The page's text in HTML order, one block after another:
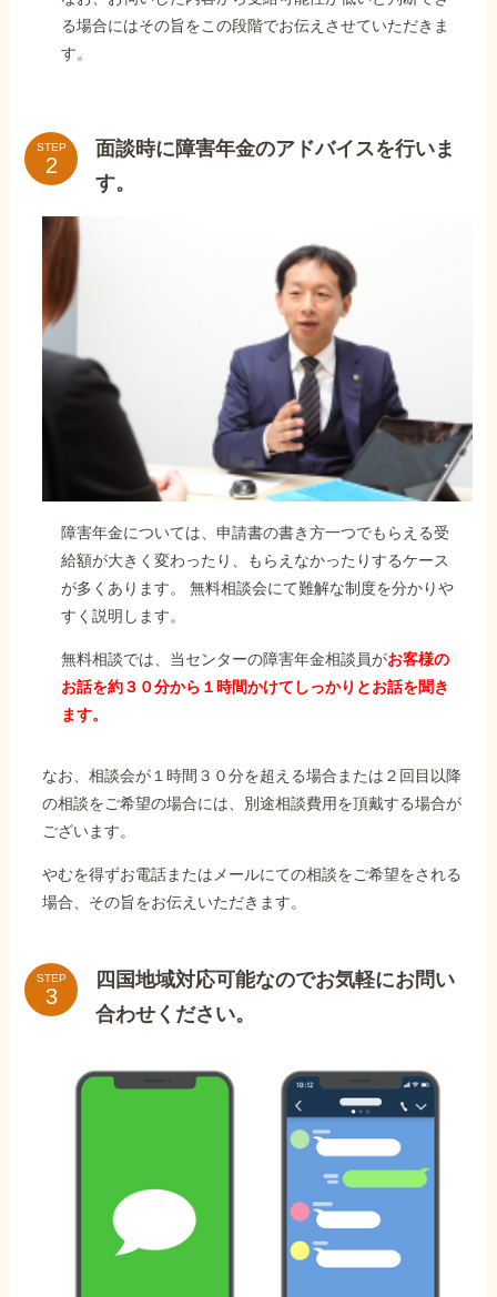
る場合にはその旨をこの段階でお伝えさせていただきま
す。
STEP
面談時に障害年金のアドバイスを行いま
す。
障害年金については、申請書の書き方一つでもらえる受
給額が大きく変わったり、もらえなかったりするケース
が多くあります。 無料相談会にて難解な制度を分かりや
すく説明します。
無料相談では、当センターの障害年金相談員がお客様の
お話を約３０分から１時間かけてしっかりとお話を聞き
ます。
なお、相談会が１時間３０分を超える場合または２回目以降
の相談をご希望の場合には、別途相談費用を頂戴する場合が
ございます。
やむを得ずお電話またはメールにての相談をご希望をされる
場合、その旨をお伝えいただきます。
STEP
四国地域対応可能なのでお気軽にお問い
合わせください。